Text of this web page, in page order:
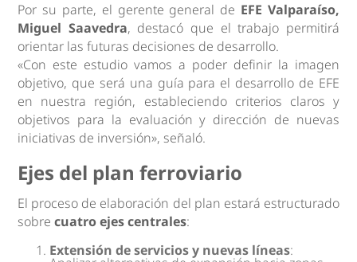
Por su parte, el gerente general de EFE Valparaíso,
Miguel Saavedra, destacó que el trabajo permitirá
orientar las futuras decisiones de desarrollo.
«Con este estudio vamos a poder definir la imagen
objetivo, que será una guía para el desarrollo de EFE
en nuestra región, estableciendo criterios claros y
objetivos para la evaluación y dirección de nuevas
iniciativas de inversión», señaló.
Ejes del plan ferroviario
El proceso de elaboración del plan estará estructurado
sobrecuatro ejes centrales:
Extensión de servicios y nuevas líneas: